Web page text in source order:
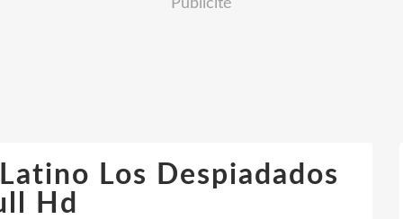
Publicité
Los Despiadados
Hd